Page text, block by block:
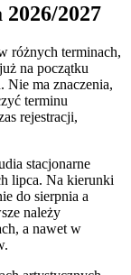
2027
różnych terminach,
na początku
ma znaczenia,
terminu
rejestracji,
stacjonarne
lipca. Na kierunki
do sierpnia a
należy
a nawet w